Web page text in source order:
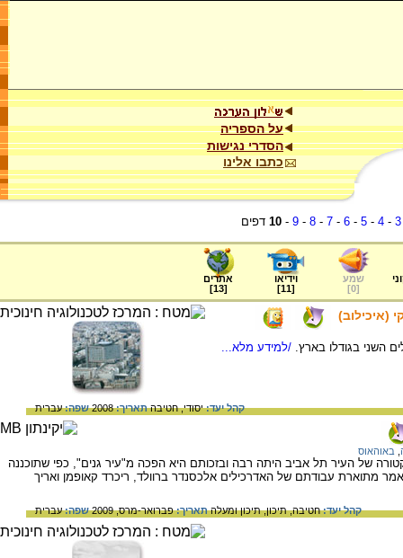
על הספריה
הסדרי נגישות
כתבו אלינו
3
-
4
-
5
-
6
-
7
-
8
-
9
-
10 דפים
שמע
[
0
]
וידיאו
[
11
]
אתרים
[
13
]
(איכילוב)
השני בגודלו בארץ. /למידע מלא...
קהל יעד:יסודי,חטיבהתאריך:2008 שפה:עברית
באוהאוס
של העיר תל אביב היתה רבה ובזכותם היא הפכה מ"עיר גנים", כפי שתוכננה
מתוארת עבודתם של האדרכילים אלכסנדר ברוולד, ריכרד קאופמן ואריך
קהל יעד:חטיבה,תיכון,תיכון ומעלהתאריך:פברואר-מרס, 2009 שפה:עברית